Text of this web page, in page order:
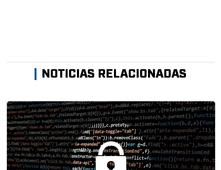
NOTICIAS RELACIONADAS